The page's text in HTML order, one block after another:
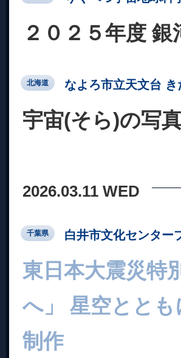
２０２５年度
北海道 なよろ市立天文台 き
宇宙(そら)の写
2026.03.11 WED
千葉県 白井市文化センター
東日本大震災特
へ」 星空とと
制作